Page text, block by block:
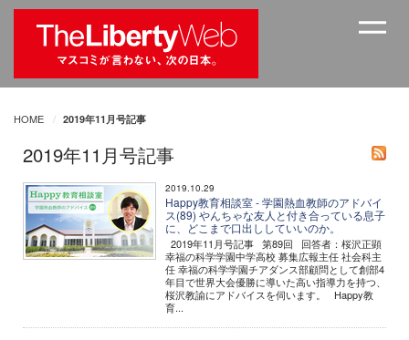
HOME 2019年11月号記事
2019年11月号記事
2019.10.29
Happy教育相談室 - 学園熱血教師のアドバイ
ス(89) やんちゃな友人と付き合っている息子
に、どこまで口出ししていいのか。
2019年11月号記事 第89回 回答者：桜沢正顕
幸福の科学学園中学高校 募集広報主任 社会科主
任 幸福の科学学園チアダンス部顧問として創部4
年目で世界大会優勝に導いた高い指導力を持つ、
桜沢教諭にアドバイスを伺います。 Happy教
育...